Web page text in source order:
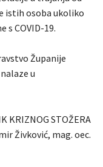
istih osoba ukoliko
COVID-19.
Županije
u
KRIZNOG STOŽERA
Živković, mag. oec.